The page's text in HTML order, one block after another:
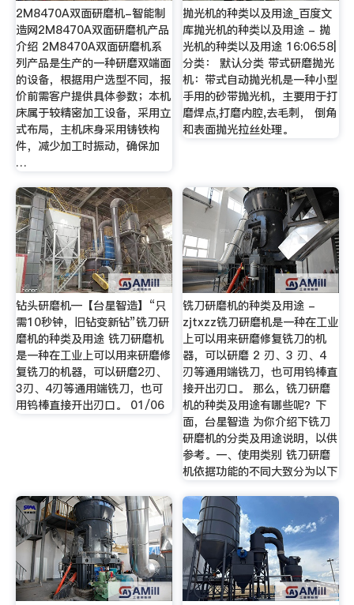
2M8470A双面研磨机-智能制
造网2M8470A双面研磨机产品
介绍 2M8470A双面研磨机系
列产品是生产的一种研磨双端面
的设备，根据用户选型不同，报
价前需客户提供具体参数；本机
床属于较精密加工设备，采用立
式布局，主机床身采用铸铁构
件，减少加工时振动，确保加
…
抛光机的种类以及用途_百度文
库抛光机的种类以及用途 - 抛
光机的种类以及用途 16:06:58|
分类： 默认分类 带式研磨抛光
机：带式自动抛光机是一种小型
手用的砂带抛光机，主要用于打
磨焊点,打磨内腔,去毛刺， 倒角
和表面抛光拉丝处理。
钻头研磨机—【台星智造】“只
需10秒钟，旧钻变新钻”铣刀研
磨机的种类及用途 铣刀研磨机
是一种在工业上可以用来研磨修
复铣刀的机器，可以研磨2刃、
3刃、4刃等通用端铣刀，也可
用钨棒直接开出刃口。 01/06
铣刀研磨机的种类及用途 -
zjtxzz铣刀研磨机是一种在工业
上可以用来研磨修复铣刀的机
器，可以研磨 2 刃、3 刃、4
刃等通用端铣刀，也可用钨棒直
接开出刃口。 那么，铣刀研磨
机的种类及用途有哪些呢？下
面，台星智造 为你介绍下铣刀
研磨机的分类及用途说明，以供
参考。一、使用类别 铣刀研磨
机依据功能的不同大致分为以下